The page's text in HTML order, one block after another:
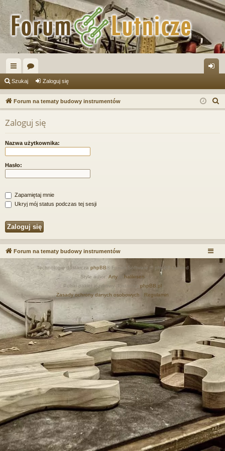
ię
ce
j
…
or
a og
uj
Szukaj Zaloguj się
Forum na tematy budowy instrumentów
z
Zaloguj się
Nazwa użytkownika:
Hasło:
Zapamiętaj mnie
Ukryj mój status podczas tej sesji
Forum na tematy budowy instrumentów
Technologię dostarcza phpBB® Forum Software © phpBB Limited
Style autor: Arty
halilesen
Polski pakiet językowy dostarcza phpBB.pl
Zasady ochrony danych osobowych
Regulamin